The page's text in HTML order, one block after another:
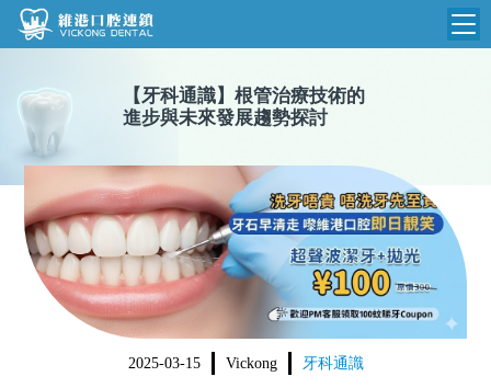
維港首頁
品牌介紹
環境設備
醫院新聞
收費標準
N
收費總表
植牙收費
根管收費
美學收費
醫生團隊
門診時間
【 牙科通識】 根管治療技術的
進步與未來發展趨勢探討
2025-03-15 Vickong 牙科通識